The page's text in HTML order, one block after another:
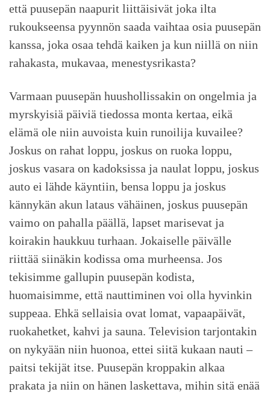
että puusepän naapurit liittäisivät joka ilta
rukoukseensa pyynnön saada vaihtaa osia puusepän
kanssa, joka osaa tehdä kaiken ja kun niillä on niin
rahakasta, mukavaa, menestysrikasta?
Varmaan puusepän huushollissakin on ongelmia ja
myrskyisiä päiviä tiedossa monta kertaa, eikä
elämä ole niin auvoista kuin runoilija kuvailee?
Joskus on rahat loppu, joskus on ruoka loppu,
joskus vasara on kadoksissa ja naulat loppu, joskus
auto ei lähde käyntiin, bensa loppu ja joskus
kännykän akun lataus vähäinen, joskus puusepän
vaimo on pahalla päällä, lapset marisevat ja
koirakin haukkuu turhaan. Jokaiselle päivälle
riittää siinäkin kodissa oma murheensa. Jos
tekisimme gallupin puusepän kodista,
huomaisimme, että nauttiminen voi olla hyvinkin
suppeaa. Ehkä sellaisia ovat lomat, vapaapäivät,
ruokahetket, kahvi ja sauna. Television tarjontakin
on nykyään niin huonoa, ettei siitä kukaan nauti –
paitsi tekijät itse. Puusepän kroppakin alkaa
prakata ja niin on hänen laskettava, mihin sitä enää